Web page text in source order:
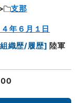
支那
年６月１日
組織歴/履歴] 陸軍